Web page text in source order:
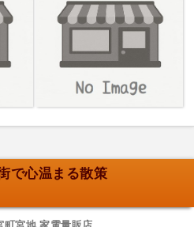
で心温まる散策